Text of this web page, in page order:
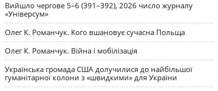
Вийшло чергове 5–6 (391–392), 2026 число журналу
«Універсум»
Олег К. Романчук. Кого вшановує сучасна Польща
Олег К. Романчук. Війна і мобілізація
Українська громада США долучилися до найбільшої
гуманітарної колони з «швидкими» для України